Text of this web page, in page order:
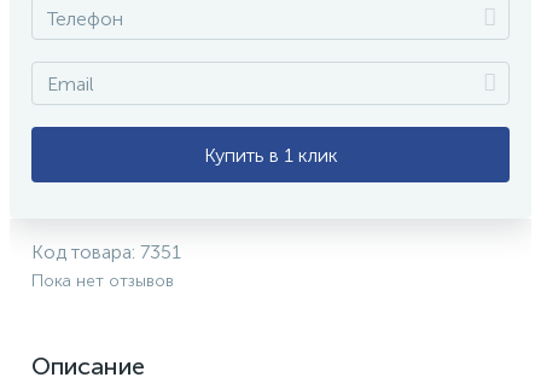
Купить в 1 клик
Код товара: 7351
Пока нет отзывов
Описание